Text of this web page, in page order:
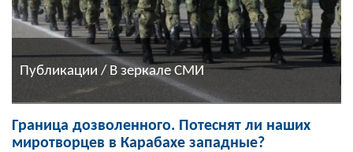
Публикации / В зеркале СМИ
Граница дозволенного. Потеснят ли наших
миротворцев в Карабахе западные?